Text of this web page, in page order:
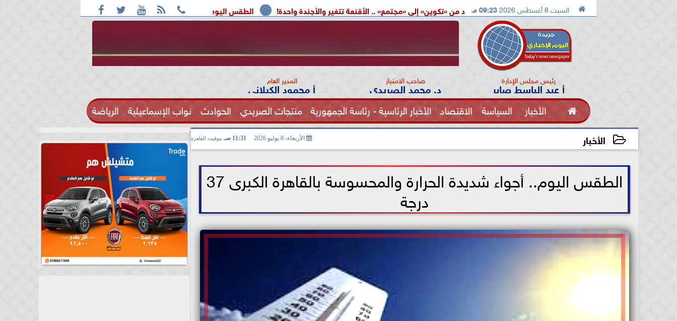
      السبت 8 أغسطس 2026 09:23 مـ الطقس اليوم.. شديد الحرارة بأغلب الأنحاء ورطوبة والمحسوسة بالقاهرة 38 درجة الدكتور محمد الصريدي يكشف المخطط الجديد من «تكوين» إلى «مجتمع» .. الأقنعة تتغير والأجندة واحدة!
رئيس مجلس الإدارة
أ عبد الباسط صابر صاحب الامتياز
د. محمد الصريدي المدير العام
أ محمود الكيلاني
 الأخبار السياسة الاقتصاد الأخبار الرئاسية - رئاسة الجمهورية منتجات الصريدي الحوادث نواب الإسماعيلية الرياضة
الفنون الصحة الأخبار الأربعاء، 8 يوليو 2026 11:31 صـ بتوقيت القاهرة
الطقس اليوم.. أجواء شديدة الحرارة والمحسوسة بالقاهرة الكبرى 37
درجة